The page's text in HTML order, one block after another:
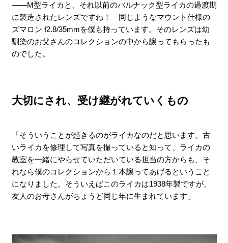
――M型ライカと、それ以前のバルナック型ライカの過渡期
に製造されたレンズですね！ 同じようなマウント仕様の
ズマロン f2.8/35mmを僕も持っています。そのレンズは幼
馴染のお父さんのコレクションの中から譲ってもらったも
のでした。
大切にされ、受け継がれていくもの
「そういうことが起きるのがライカなのだと思います。古
いライカを修理して写真を撮っていると知って、ライカの
教室を一緒にやらせていただいている担当の方からも、そ
れなら僕のコレクションから１本譲ってあげるということ
になりました。そういえばこのライカは1938年製ですが、
友人のお母さんがちょうど同じ年に生まれています」